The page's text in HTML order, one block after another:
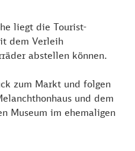
liegt die Tourist-
dem Verleih
abstellen können.
zum Markt und folgen
und dem
Museum im ehemaligen